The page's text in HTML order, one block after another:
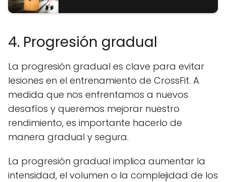
4. Progresión gradual
La progresión gradual es clave para evitar
lesiones en el entrenamiento de CrossFit. A
medida que nos enfrentamos a nuevos
desafíos y queremos mejorar nuestro
rendimiento, es importante hacerlo de
manera gradual y segura.
La progresión gradual implica aumentar la
intensidad, el volumen o la complejidad de los